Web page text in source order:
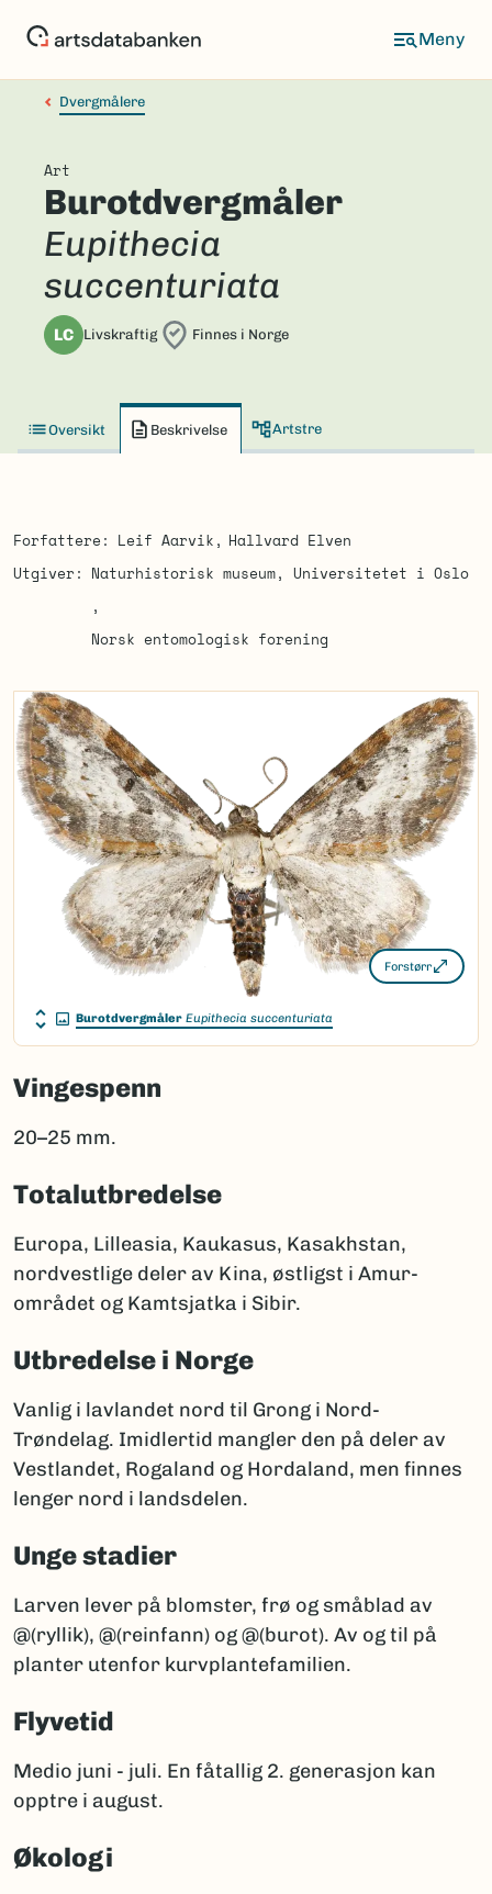
Dvergmålere
Art
Burotdvergmåler
Eupithecia
succenturiata
LC Livskraftig Finnes i Norge
Oversikt Beskrivelse Artstre
Forfattere Leif Aarvik
Hallvard Elven
Utgiver
Naturhistorisk museum, Universitetet i Oslo
Norsk entomologisk forening
Forstørr
Burotdvergmåler Eupithecia succenturiata
Vingespenn
20–25 mm.
Totalutbredelse
Europa, Lilleasia, Kaukasus, Kasakhstan,
nordvestlige deler av Kina, østligst i Amur-
området og Kamtsjatka i Sibir.
Utbredelse i Norge
Vanlig i lavlandet nord til Grong i Nord-
Trøndelag. Imidlertid mangler den på deler av
Vestlandet, Rogaland og Hordaland, men finnes
lenger nord i landsdelen.
Unge stadier
Larven lever på blomster, frø og småblad av
@(ryllik), @(reinfann) og @(burot). Av og til på
planter utenfor kurvplantefamilien.
Flyvetid
Medio juni - juli. En fåtallig 2. generasjon kan
opptre i august.
Økologi